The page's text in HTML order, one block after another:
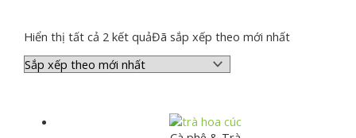
Hiển thị tất cả 2 kết quảĐã sắp xếp theo mới nhất